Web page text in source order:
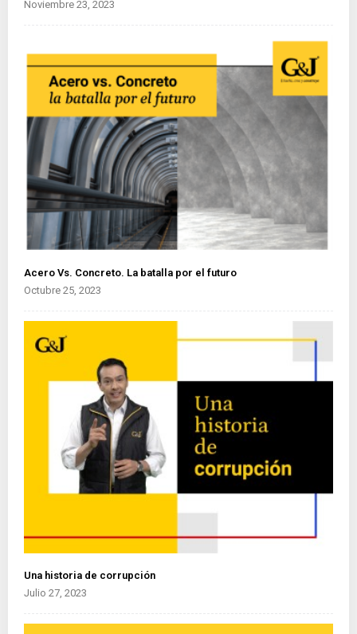
Noviembre 23, 2023
Acero Vs. Concreto. La batalla por el futuro
Octubre 25, 2023
Una historia de corrupción
Julio 27, 2023